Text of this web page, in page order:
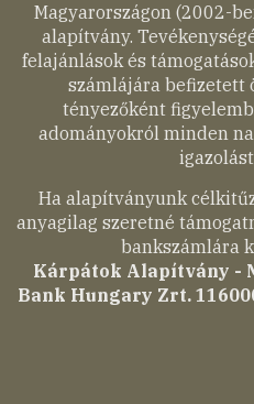
Magyarországon (2002-
alapítvány.
felajánlások és
számlájára befizetett
tényezőként
adományokról minden
Ha alapítványunk
anyagilag szeretné
bankszámlára
Kárpátok Alapítvány -
Bank Hungary Zrt.